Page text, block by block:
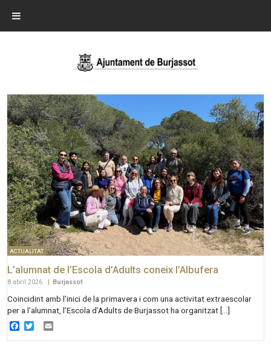
ACTUALITAT
L’alumnat de l’Escola d’Adults coneix l’Albufera
8 abril 2026 Burjassot
Coincidint amb l’inici de la primavera i com una activitat extraescolar
per a l’alumnat, l’Escola d’Adults de Burjassot ha organitzat […]
Facebook
Twitter